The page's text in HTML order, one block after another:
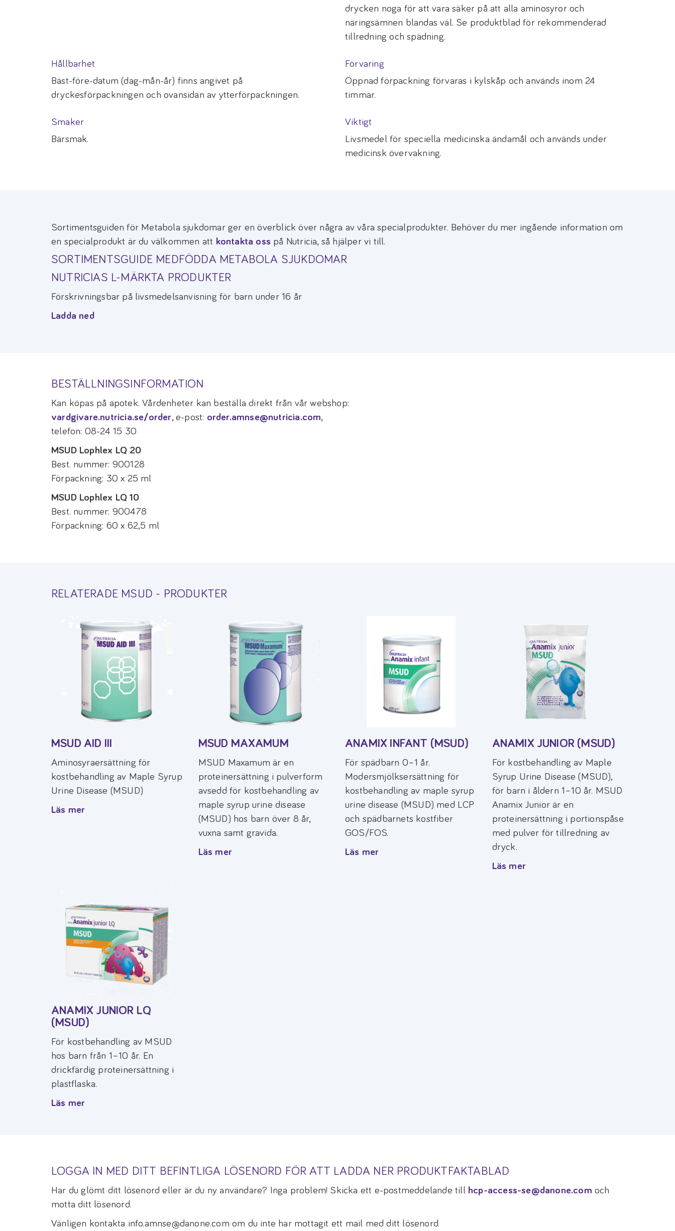
drycken noga för att vara säker på att alla aminosyror och
näringsämnen blandas väl. Se produktblad för rekommenderad
tillredning och spädning.
Hållbarhet
Bäst-före-datum (dag-mån-år) finns angivet på
dryckesförpackningen och ovansidan av ytterförpackningen.
Förvaring
Öppnad förpackning förvaras i kylskåp och används inom 24
timmar.
Smaker
Bärsmak.
Viktigt
Livsmedel för speciella medicinska ändamål och används under
medicinsk övervakning.
Sortimentsguiden för Metabola sjukdomar ger en överblick över några av våra specialprodukter. Behöver du mer ingående information om
en specialprodukt är du välkommen att kontakta oss på Nutricia, så hjälper vi till.
SORTIMENTSGUIDE MEDFÖDDA METABOLA SJUKDOMAR
NUTRICIAS L-MÄRKTA PRODUKTER
Förskrivningsbar på livsmedelsanvisning för barn under 16 år
Ladda ned
BESTÄLLNINGSINFORMATION
Kan köpas på apotek. Vårdenheter kan beställa direkt från vår webshop:
vardgivare.nutricia.se/order, e-post: order.amnse@nutricia.com,
telefon: 08-24 15 30
MSUD Lophlex LQ 20
Best. nummer: 900128
Förpackning: 30 x 25 ml
MSUD Lophlex LQ 10
Best. nummer: 900478
Förpackning: 60 x 62,5 ml
RELATERADE MSUD - PRODUKTER
MSUD AID III
Aminosyraersättning för
kostbehandling av Maple Syrup
Urine Disease (MSUD)
Läs mer
MSUD MAXAMUM
MSUD Maxamum är en
proteinersättning i pulverform
avsedd för kostbehandling av
maple syrup urine disease
(MSUD) hos barn över 8 år,
vuxna samt gravida.
Läs mer
ANAMIX INFANT (MSUD)
För spädbarn 0–1 år.
Modersmjölksersättning för
kostbehandling av maple syrup
urine disease (MSUD) med LCP
och spädbarnets kostfiber
GOS/FOS.
Läs mer
ANAMIX JUNIOR (MSUD)
För kostbehandling av Maple
Syrup Urine Disease (MSUD),
för barn i åldern 1–10 år. MSUD
Anamix Junior är en
proteinersättning i portionspåse
med pulver för tillredning av
dryck.
Läs mer
ANAMIX JUNIOR LQ
(MSUD)
För kostbehandling av MSUD
hos barn från 1–10 år. En
drickfärdig proteinersättning i
plastflaska.
Läs mer
LOGGA IN MED DITT BEFINTLIGA LÖSENORD FÖR ATT LADDA NER PRODUKTFAKTABLAD
Har du glömt ditt lösenord eller är du ny användare? Inga problem! Skicka ett e-postmeddelande till hcp-access-se@danone.com och
motta ditt lösenord.
Vänligen kontakta info.amnse@danone.com om du inte har mottagit ett mail med ditt lösenord.